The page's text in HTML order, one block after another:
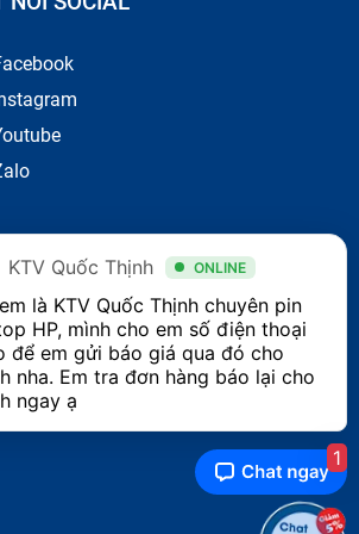
KTV Quốc Thịnh ONLINE
là KTV Quốc Thịnh chuyên pin
HP, mình cho em số điện thoại
để em gửi báo giá qua đó cho
nha. Em tra đơn hàng báo lại cho
ngay ạ
1